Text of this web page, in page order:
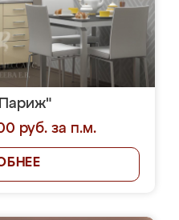
руб. за п.м.